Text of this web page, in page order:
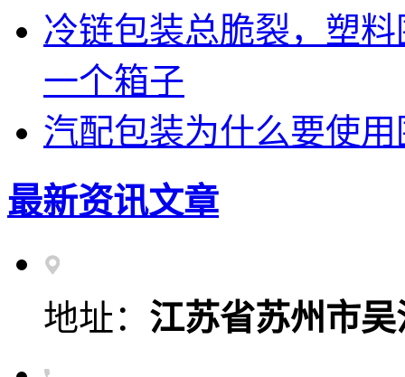
冷链包装总脆裂，塑
一个箱子
汽配包装为什么要使
最新资讯文章
地址： 江苏省苏州市